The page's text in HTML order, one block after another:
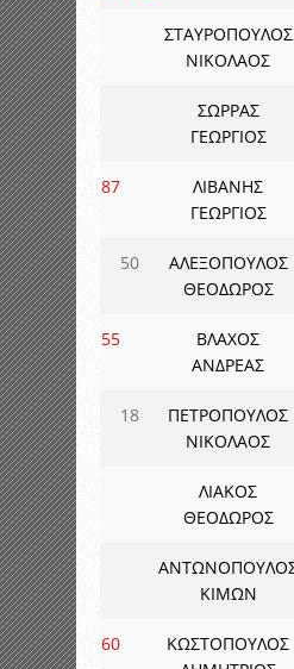
ΣΤΑΥΡΟΠΟΥΛΟΣ
ΝΙΚΟΛΑΟΣ
ΣΩΡΡΑΣ
ΓΕΩΡΓΙΟΣ
87
ΛΙΒΑΝΗΣ
ΓΕΩΡΓΙΟΣ
50
ΑΛΕΞΟΠΟΥΛΟΣ
ΘΕΟΔΩΡΟΣ
55
ΒΛΑΧΟΣ
ΑΝΔΡΕΑΣ
18
ΠΕΤΡΟΠΟΥΛΟΣ
ΝΙΚΟΛΑΟΣ
ΛΙΑΚΟΣ
ΘΕΟΔΩΡΟΣ
ΚΙΜΩΝ
60
ΚΩΣΤΟΠΟΥΛΟΣ